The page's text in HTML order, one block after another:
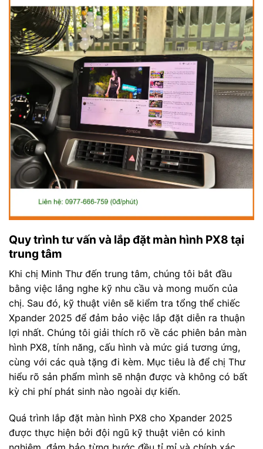
Quy trình tư vấn và lắp đặt màn hình PX8 tại
trung tâm
Khi chị Minh Thư đến trung tâm, chúng tôi bắt đầu
bằng việc lắng nghe kỹ nhu cầu và mong muốn của
chị. Sau đó, kỹ thuật viên sẽ kiểm tra tổng thể chiếc
Xpander 2025 để đảm bảo việc lắp đặt diễn ra thuận
lợi nhất. Chúng tôi giải thích rõ về các phiên bản màn
hình PX8, tính năng, cấu hình và mức giá tương ứng,
cùng với các quà tặng đi kèm. Mục tiêu là để chị Thư
hiểu rõ sản phẩm mình sẽ nhận được và không có bất
kỳ chi phí phát sinh nào ngoài dự kiến.
Quá trình lắp đặt màn hình PX8 cho Xpander 2025
được thực hiện bởi đội ngũ kỹ thuật viên có kinh